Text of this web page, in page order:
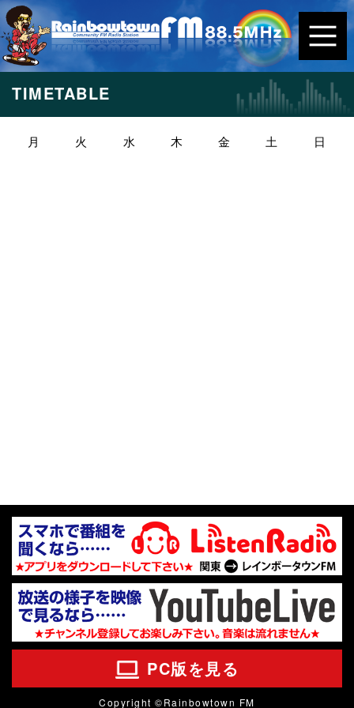
TIMETABLE
月 火 水 木 金 土 日
PC版を見る
Copyright ©Rainbowtown FM